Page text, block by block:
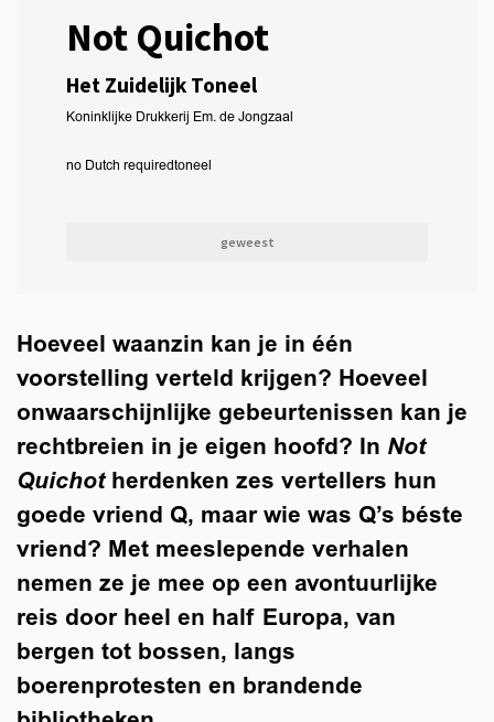
Not Quichot
Het Zuidelijk Toneel
Koninklijke Drukkerij Em. de Jongzaal
no Dutch requiredtoneel
geweest
Hoeveel waanzin kan je in één
voorstelling verteld krijgen? Hoeveel
onwaarschijnlijke gebeurtenissen kan je
rechtbreien in je eigen hoofd? In Not
Quichotherdenken zes vertellers hun
goede vriend Q, maar wie was Q’s béste
vriend? Met meeslepende verhalen
nemen ze je mee op een avontuurlijke
reis door heel en half Europa, van
bergen tot bossen, langs
boerenprotesten en brandende